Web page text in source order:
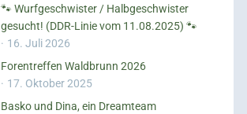
🐾 Wurfgeschwister / Halbgeschwister
gesucht! (DDR-Linie vom 11.08.2025) 🐾
16. Juli 2026
Forentreffen Waldbrunn 2026
17. Oktober 2025
Basko und Dina, ein Dreamteam